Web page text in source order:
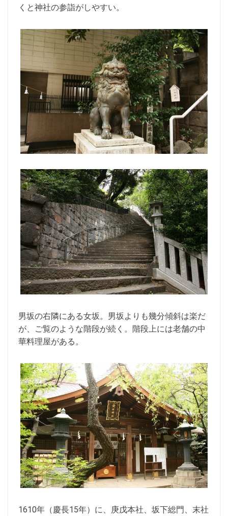
くと神社の参詣がしやすい。
男坂の右隣にある女坂。男坂よりも幾分傾斜は楽だ
が、ご覧のような階段が続く。階段上には老舗の中
華料理屋がある。
1610年（慶長15年）に、庚戊本社、坂下総門、末社